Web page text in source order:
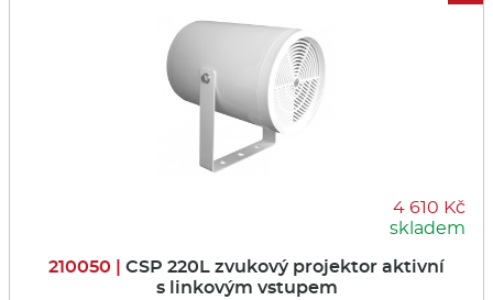
4 610 Kč
skladem
210050 | CSP 220L zvukový projektor aktivní
s linkovým vstupem